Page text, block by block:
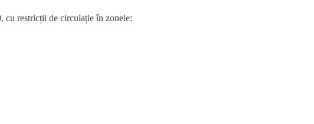
cu restricții de circulație în zonele: